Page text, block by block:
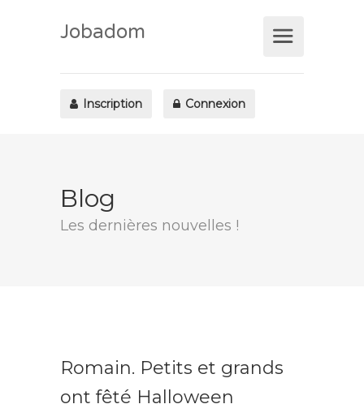
Jobadom
Inscription Connexion
Blog
Les dernières nouvelles !
Romain. Petits et grands
ont fêté Halloween